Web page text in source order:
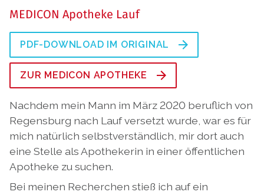
MEDICON Apotheke Lauf
PDF-DOWNLOAD IM ORIGINAL
ZUR MEDICON APOTHEKE
Nachdem mein Mann im März 2020 beruflich von
Regensburg nach Lauf versetzt wurde, war es für
mich natürlich selbstverständlich, mir dort auch
eine Stelle als Apothekerin in einer öffentlichen
Apotheke zu suchen.
Bei meinen Recherchen stieß ich auf ein